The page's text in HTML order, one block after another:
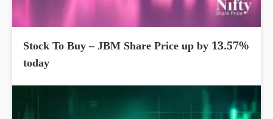
Stock To Buy – JBM Share Price up by 13.57%
today